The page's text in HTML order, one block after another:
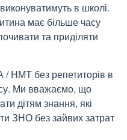
в школі.
має більше часу
та приділяти
НМТ без репетиторів в
Ми вважаємо, що
дітям знання, які
ЗНО без зайвих затрат